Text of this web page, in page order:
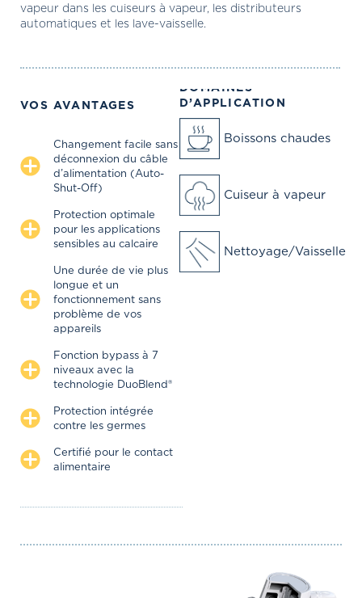
vapeur dans les cuiseurs à vapeur, les distributeurs
automatiques et les lave-vaisselle.
VOS AVANTAGES
Changement facile sans
déconnexion du câble
d’alimentation (Auto-
Shut-Off)
Protection optimale
pour les applications
sensibles au calcaire
Une durée de vie plus
longue et un
fonctionnement sans
problème de vos
appareils
Fonction bypass à 7
niveaux avec la
technologie DuoBlend®
Protection intégrée
contre les germes
Certifié pour le contact
alimentaire
DOMAINES
D’APPLICATION
Boissons chaudes
Cuiseur à vapeur
Nettoyage/Vaisselle